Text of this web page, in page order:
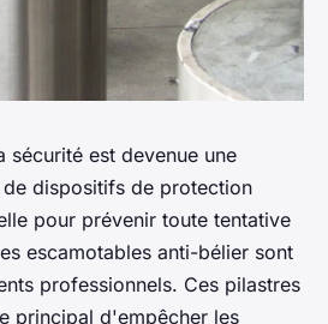
sécurité est devenue une
dispositifs de protection
pour prévenir toute tentative
escamotables anti-bélier sont
professionnels. Ces pilastres
principal d'empêcher les